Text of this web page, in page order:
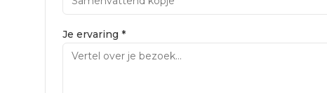
Je ervaring *